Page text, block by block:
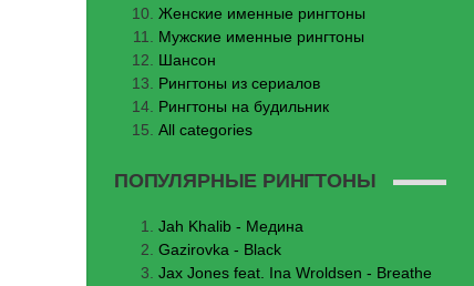
Женские именные рингтоны
Мужские именные рингтоны
Шансон
Рингтоны из сериалов
Рингтоны на будильник
All categories
ПОПУЛЯРНЫЕ РИНГТОНЫ
Jаh Khаlib - Медина
Gazirovka - Black
Jax Jones feat. Ina Wroldsen - Breathe